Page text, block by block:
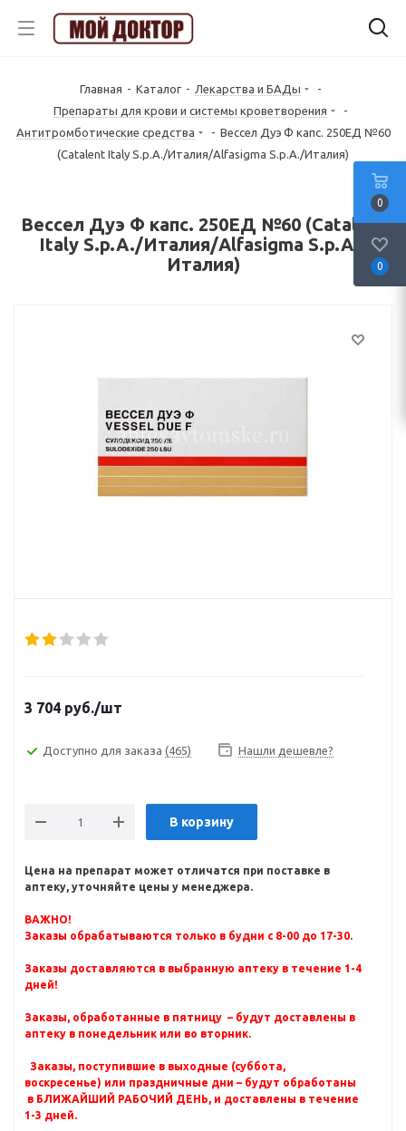
Главная - Каталог - Лекарства и БАДы
-
Препараты для крови и системы кроветворения
-
Антитромботические средства
- Вессел Дуэ Ф капс. 250ЕД №60
(Catalent Italy S.p.A./Италия/Alfasigma S.p.A./Италия)
Вессел Дуэ Ф капс. 250ЕД №60 (Catalent
Italy S.p.A./Италия/Alfasigma S.p.A./
Италия)
3 704 руб./шт
Доступно для заказа (465) Нашли дешевле?
В корзину
Цена на препарат может отличатся при поставке в
аптеку, уточняйте цены у менеджера.
ВАЖНО!
Заказы обрабатываются только в будни с 8-00 до 17-30.
Заказы доставляются в выбранную аптеку в течение 1-4
дней!
Заказы, обработанные в пятницу – будут доставлены в
аптеку в понедельник или во вторник.
Заказы, поступившие в выходные (суббота,
воскресенье) или праздничные дни – будут обработаны
в БЛИЖАЙШИЙ РАБОЧИЙ ДЕНЬ, и доставлены в течение
1-3 дней.
0
0